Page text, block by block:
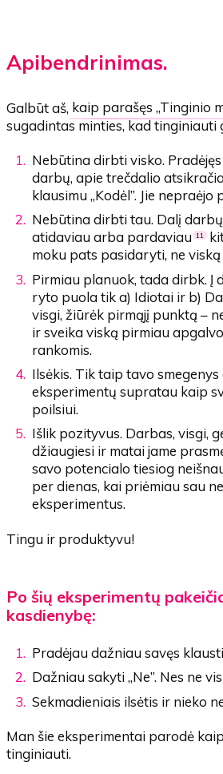
Apibendrinimas.
Galbūt aš, kaip parašęs „Tinginio
sugadintas minties, kad tinginiauti
Nebūtina dirbti visko.
darbų, apie trečdalio
klausimu „Kodėl”. Jie
Nebūtina dirbti tau. Dalį
atidaviau arba pardaviau11
moku pats pasidaryti, ne
Pirmiau planuok, tada dirbk. Į
ryto puola tik a) Idiotai ir b)
visgi, žiūrėk pirmąjį punktą –
ir sveika viską pirmiau
rankomis.
Ilsėkis. Tik taip tavo smegenys
eksperimentų supratau kaip
poilsiui.
Išlik pozityvus. Darbas, visgi,
džiaugiesi ir matai jame
savo potencialo tiesiog
per dienas, kai priėmiau sau
eksperimentus.
Tingu ir produktyvu!
Po šių eksperimentų
kasdienybę:
Pradėjau dažniau savęs
Dažniau sakyti „Ne”. Nes ne
Sekmadieniais ilsėtis ir nieko
Man šie eksperimentai parodė
tinginiauti.